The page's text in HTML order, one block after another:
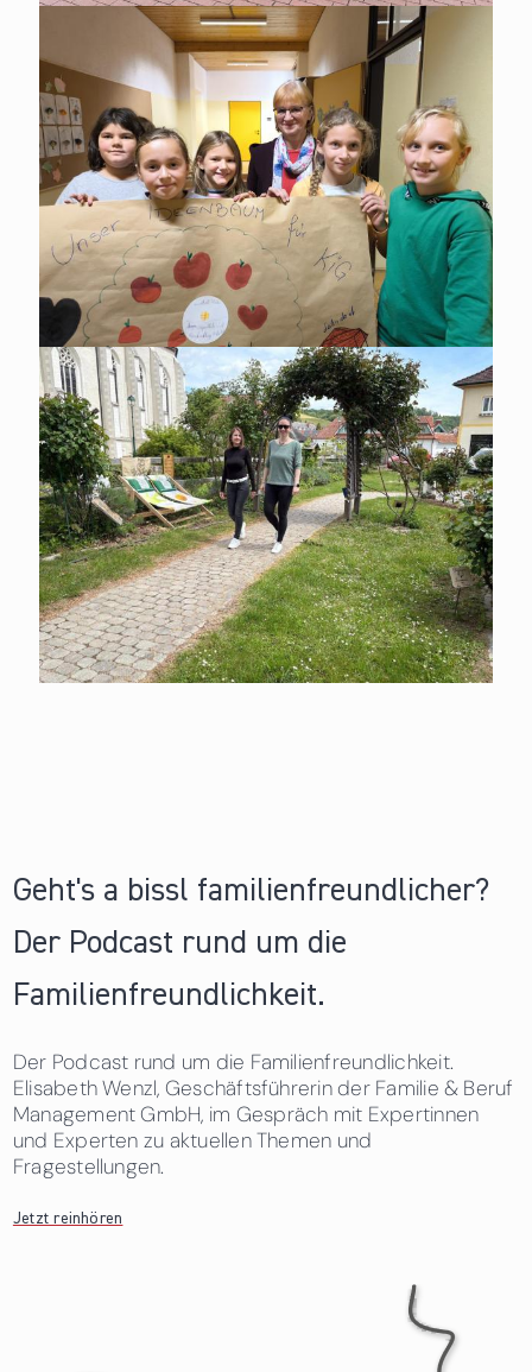
Geht's a bissl familienfreundlicher?
Der Podcast rund um die
Familienfreundlichkeit.
Der Podcast rund um die Familienfreundlichkeit.
Elisabeth Wenzl, Geschäftsführerin der Familie & Beruf
Management GmbH, im Gespräch mit Expertinnen
und Experten zu aktuellen Themen und
Fragestellungen.
Jetzt reinhören